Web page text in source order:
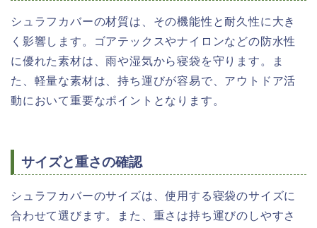
シュラフカバーの材質は、その機能性と耐久性に大き
く影響します。ゴアテックスやナイロンなどの防水性
に優れた素材は、雨や湿気から寝袋を守ります。ま
た、軽量な素材は、持ち運びが容易で、アウトドア活
動において重要なポイントとなります。
サイズと重さの確認
シュラフカバーのサイズは、使用する寝袋のサイズに
合わせて選びます。また、重さは持ち運びのしやすさ